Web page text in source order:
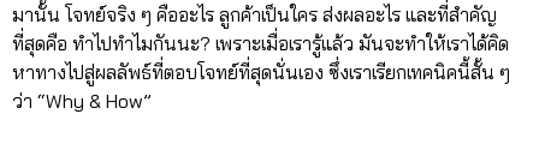
มานั้น โจทย์จริง ๆ คืออะไร ลูกค้าเป็นใคร ส่งผลอะไร และที่สำคัญ
ที่สุดคือ ทำไปทำไมกันนะ? เพราะเมื่อเรารู้แล้ว มันจะทำให้เราได้คิด
หาทางไปสู่ผลลัพธ์ที่ตอบโจทย์ที่สุดนั่นเอง ซึ่งเราเรียกเทคนิคนี้สั้น ๆ
ว่า “Why & How”